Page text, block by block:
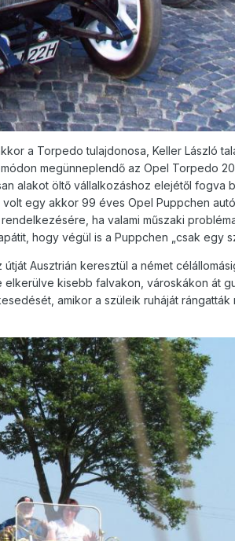
a Torpedo tulajdonosa, Keller László
megünneplendő az Opel Torpedo
alakot öltő vállalkozáshoz elejétől fogva
egy akkor 99 éves Opel Puppchen
ha valami műszaki
hogy végül is a Puppchen „csak egy
Ausztrián keresztül a német
kisebb falvakon, városkákon át
amikor a szüleik ruháját rángatták